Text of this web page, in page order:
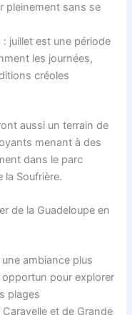
pleinement sans se
: juillet est une période
les journées,
créoles
aussi un terrain de
menant à des
dans le parc
la Soufrière.
de la Guadeloupe en
ambiance plus
opportun pour explorer
plages
et de Grande